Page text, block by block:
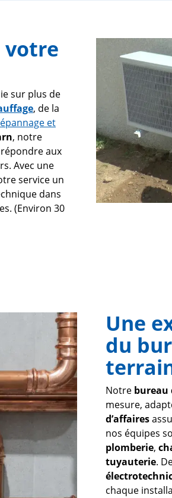
votre
sur plus de
, de la
et
, notre
aux
Avec une
service un
dans
(Environ 30
Une
du
Notre bureau
mesure,
d’affaires
nos équipes
plomberie,
tuyauterie.
chaque